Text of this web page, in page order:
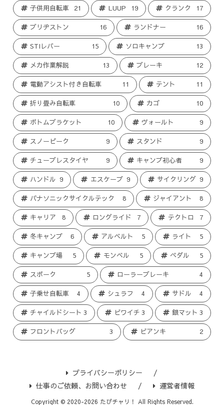
子供用自転車 21 LUUP 19 クランク 17
ブリヂストン 16 ランドナー 16
STIレバー 15 ソロキャンプ 13
メカ作業解説 13 ブレーキ 12
電動アシスト付き自転車 11 テント 11
折り畳み自転車 10 カゴ 10
ボトムブラケット 10 ヴォールト 9
スノーピーク 9 スタンド 9
チューブレスタイヤ 9 キャンプ初心者 9
ハンドル 9 エスケープ 9 サイクリング 9
パナソニックサイクルテック 8 ジャイアント 8
キャリア 8 ロングライド 7 テクトロ 7
冬キャンプ 6 アルベルト 5 ライト 5
キャンプ場 5 モンベル 5 ペダル 5
スポーク 5 ローラーブレーキ 4
子乗せ自転車 4 シュラフ 4 サドル 4
チャイルドシート 3 ビワイチ 3 銀マット 3
フロントバッグ 3 ビアンキ 2
プライバシーポリシー
仕事のご依頼、お問い合わせ
運営者情報
Copyright © 2020-2026 たびチャリ！ All Rights Reserved.